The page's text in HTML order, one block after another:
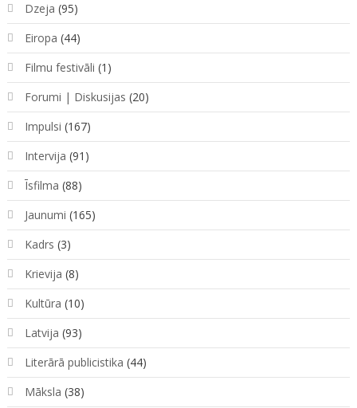
Dzeja (95)
Eiropa (44)
Filmu festivāli (1)
Forumi | Diskusijas (20)
Impulsi (167)
Intervija (91)
Īsfilma (88)
Jaunumi (165)
Kadrs (3)
Krievija (8)
Kultūra (10)
Latvija (93)
Literārā publicistika (44)
Māksla (38)